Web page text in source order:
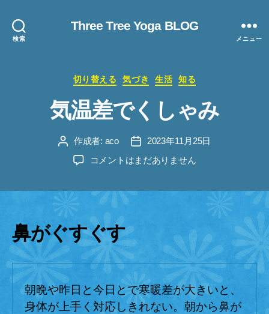
検索
Three Tree Yoga BLOG
メニュー
カ
ゴ
リ
ー
切り替える 気づき 生活 知る
気温差でくしゃみ
投 作成者: aco
投
稿
日
2023年11月25日
気
し
ゃ
み
へ
コメントはまだありません
鼻がぐすぐす
朝晩や昨日と今日とで寒暖差が大きいと、
身体が上手く対応しきれない。朝から鼻が